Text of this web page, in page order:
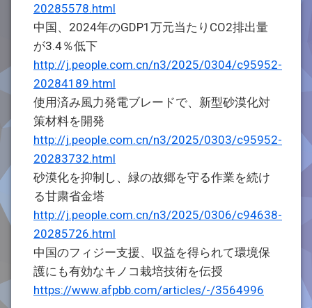
20285578.html
中国、2024年のGDP1万元当たりCO2排出量
が3.4％低下
http://j.people.com.cn/n3/2025/0304/c95952-
20284189.html
使用済み風力発電ブレードで、新型砂漠化対
策材料を開発
http://j.people.com.cn/n3/2025/0303/c95952-
20283732.html
砂漠化を抑制し、緑の故郷を守る作業を続け
る甘粛省金塔
http://j.people.com.cn/n3/2025/0306/c94638-
20285726.html
中国のフィジー支援、収益を得られて環境保
護にも有効なキノコ栽培技術を伝授
https://www.afpbb.com/articles/-/3564996